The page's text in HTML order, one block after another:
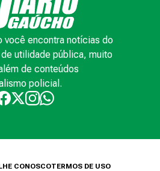
você encontra notícias do
utilidade pública, muito
de conteúdos
policial.
CONOSCOTERMOS DE USO